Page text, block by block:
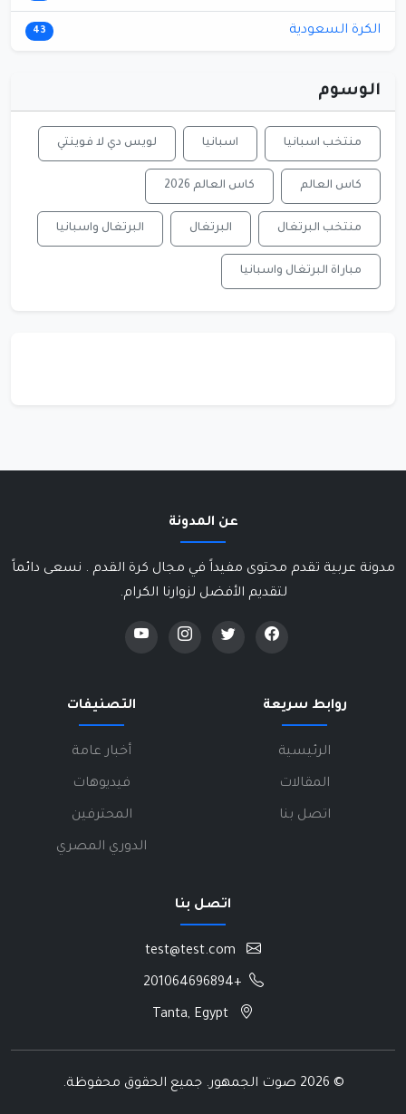
الكرة السعودية 43
الوسوم
منتخب اسبانيا اسبانيا لويس دي لا فوينتي
كاس العالم كاس العالم 2026
منتخب البرتغال البرتغال البرتغال واسبانيا
مباراة البرتغال واسبانيا
عن المدونة
مدونة عربية تقدم محتوى مفيداً في مجال كرة القدم . نسعى دائماً
لتقديم الأفضل لزوارنا الكرام.
روابط سريعة
الرئيسية
المقالات
اتصل بنا
التصنيفات
أخبار عامة
فيديوهات
المحترفين
الدوري المصري
اتصل بنا
+201064696894
© 2026 صوت الجمهور. جميع الحقوق محفوظة.